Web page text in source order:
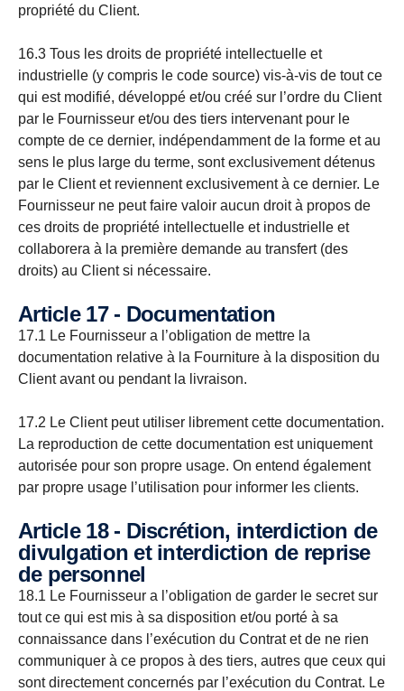
propriété du Client.
16.3 Tous les droits de propriété intellectuelle et
industrielle (y compris le code source) vis-à-vis de tout ce
qui est modifié, développé et/ou créé sur l’ordre du Client
par le Fournisseur et/ou des tiers intervenant pour le
compte de ce dernier, indépendamment de la forme et au
sens le plus large du terme, sont exclusivement détenus
par le Client et reviennent exclusivement à ce dernier. Le
Fournisseur ne peut faire valoir aucun droit à propos de
ces droits de propriété intellectuelle et industrielle et
collaborera à la première demande au transfert (des
droits) au Client si nécessaire.
Article 17 - Documentation
17.1 Le Fournisseur a l’obligation de mettre la
documentation relative à la Fourniture à la disposition du
Client avant ou pendant la livraison.
17.2 Le Client peut utiliser librement cette documentation.
La reproduction de cette documentation est uniquement
autorisée pour son propre usage. On entend également
par propre usage l’utilisation pour informer les clients.
Article 18 - Discrétion, interdiction de
divulgation et interdiction de reprise
de personnel
18.1 Le Fournisseur a l’obligation de garder le secret sur
tout ce qui est mis à sa disposition et/ou porté à sa
connaissance dans l’exécution du Contrat et de ne rien
communiquer à ce propos à des tiers, autres que ceux qui
sont directement concernés par l’exécution du Contrat. Le